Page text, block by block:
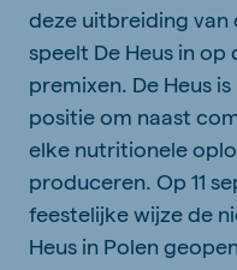
deze uitbreiding
speelt De Heus in
premixen. De Heus
positie om naast
elke nutritionele
produceren. Op 11
feestelijke wijze de
Heus in Polen